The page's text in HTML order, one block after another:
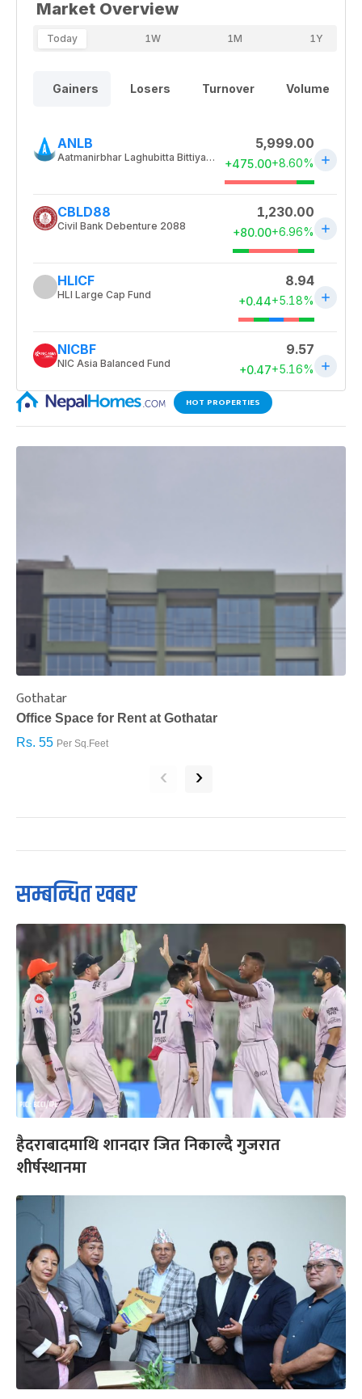
HOT PROPERTIES
Gothatar
Office Space for Rent at Gothatar
Rs. 55 Per Sq.Feet
‹ ›
सम्बन्धित खबर
हैदराबादमाथि शानदार जित निकाल्दै गुजरात
शीर्षस्थानमा